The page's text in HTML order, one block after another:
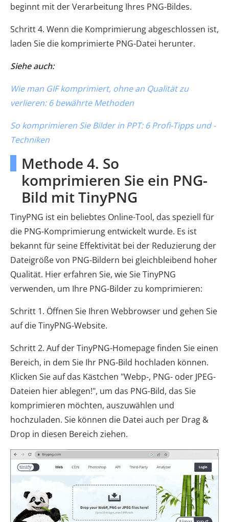
beginnt mit der Verarbeitung Ihres PNG-Bildes.
Schritt 4. Wenn die Komprimierung abgeschlossen ist,
laden Sie die komprimierte PNG-Datei herunter.
Siehe auch:
Wie man GIF komprimiert, ohne an Qualität zu
verlieren: 6 bewährte Methoden
So komprimieren Sie Bilder in PPT: 6 Profi-Tipps und -
Techniken
Methode 4. So
komprimieren Sie ein PNG-
Bild mit TinyPNG
TinyPNG ist ein beliebtes Online-Tool, das speziell für
die PNG-Komprimierung entwickelt wurde. Es ist
bekannt für seine Effektivität bei der Reduzierung der
Dateigröße von PNG-Bildern bei gleichbleibend hoher
Qualität. Hier erfahren Sie, wie Sie TinyPNG
verwenden, um Ihre PNG-Bilder zu komprimieren:
Schritt 1. Öffnen Sie Ihren Webbrowser und gehen Sie
auf die TinyPNG-Website.
Schritt 2. Auf der TinyPNG-Homepage finden Sie einen
Bereich, in dem Sie Ihr PNG-Bild hochladen können.
Klicken Sie auf das Kästchen "Webp-, PNG- oder JPEG-
Dateien hier ablegen!", um das PNG-Bild, das Sie
komprimieren möchten, auszuwählen und
hochzuladen. Sie können die Datei auch per Drag &
Drop in diesen Bereich ziehen.